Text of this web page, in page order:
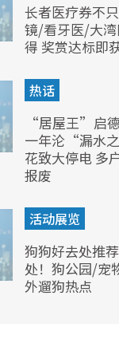
长者医疗券不
镜/看牙医/大
得 奖赏达标即
热话
“居屋王”启
一年沦“漏水
花致大停电 多
报废
活动展览
狗狗好去处推
处！狗公园/宠
外遛狗热点